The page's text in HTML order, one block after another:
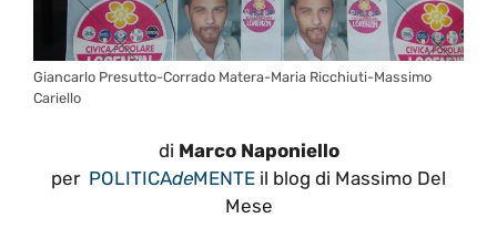
Giancarlo Presutto-Corrado Matera-Maria Ricchiuti-Massimo
Cariello
di Marco Naponiello
per POLITICAdeMENTE il blog di Massimo Del
Mese